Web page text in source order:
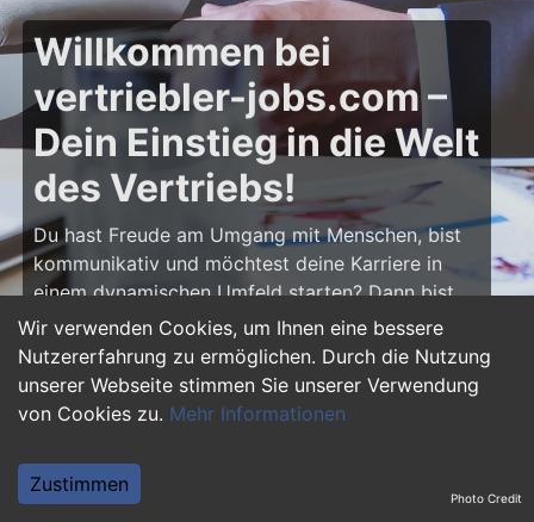
Wir verwenden Cookies, um Ihnen eine bessere
Nutzererfahrung zu ermöglichen. Durch die Nutzung
unserer Webseite stimmen Sie unserer Verwendung
von Cookies zu. Mehr Informationen
Zustimmen
Willkommen bei
vertriebler-jobs.com –
Dein Einstieg in die Welt
des Vertriebs!
Du hast Freude am Umgang mit Menschen, bist
kommunikativ und möchtest deine Karriere in
einem dynamischen Umfeld starten? Dann bist
du aufvertriebler-jobs.comgenau richtig! Hier
findest du zahlreiche Ausbildungsplätze und
Einstiegsjobs im Vertrieb – von klassischen
Vertriebspositionen über Außendienst bis hin zu
Vertriebler und entwickle deine Talente!
Photo Credit